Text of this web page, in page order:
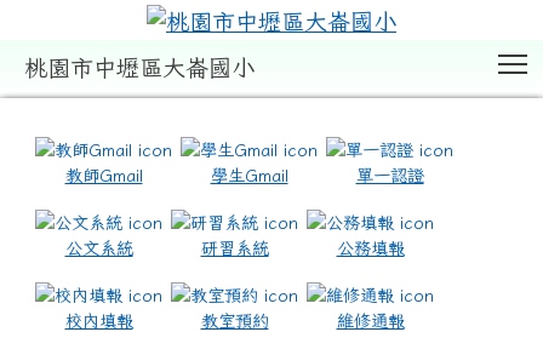
桃園市中壢區大崙國小
教師Gmail 學生Gmail 單一認證
公文系統 研習系統 公務填報
校內填報 教室預約 維修通報